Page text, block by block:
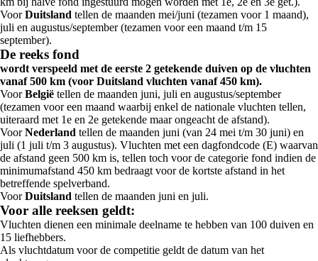
VoorDuitsland tellen de maanden mei/juni (tezamen voor 1 maand),
juli en augustus/september (tezamen voor een maand t/m 15
september).
De reeks fond
wordt verspeeld met de eerste 2 getekende duiven op de vluchten
vanaf 500 km (voor Duitsland vluchten vanaf 450 km).
VoorBelgië tellen de maanden juni, juli en augustus/september
(tezamen voor een maand waarbij enkel de nationale vluchten tellen,
uiteraard met 1e en 2e getekende maar ongeacht de afstand).
VoorNederland tellen de maanden juni (van 24 mei t/m 30 juni) en
juli (1 juli t/m 3 augustus). Vluchten met een dagfondcode (E) waarvan
de afstand geen 500 km is, tellen toch voor de categorie fond indien de
minimumafstand 450 km bedraagt voor de kortste afstand in het
betreffende spelverband.
VoorDuitsland tellen de maanden juni en juli.
Voor alle reeksen geldt:
Vluchten dienen een minimale deelname te hebben van 100 duiven en
15 liefhebbers.
Als vluchtdatum voor de competitie geldt de datum van het